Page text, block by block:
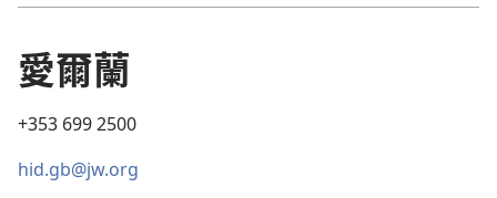
愛爾蘭
+353 699 2500
hid.gb@jw.org